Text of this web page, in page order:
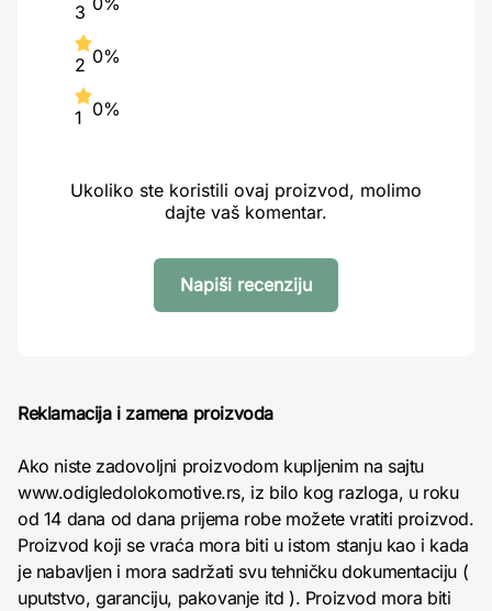
3
2 0%
1 0%
Ukoliko ste koristili ovaj proizvod, molimo
dajte vaš komentar.
Napiši recenziju
Reklamacija i zamena proizvoda
Ako niste zadovoljni proizvodom kupljenim na sajtu
www.odigledolokomotive.rs, iz bilo kog razloga, u roku
od 14 dana od dana prijema robe možete vratiti proizvod.
Proizvod koji se vraća mora biti u istom stanju kao i kada
je nabavljen i mora sadržati svu tehničku dokumentaciju (
uputstvo, garanciju, pakovanje itd ). Proizvod mora biti